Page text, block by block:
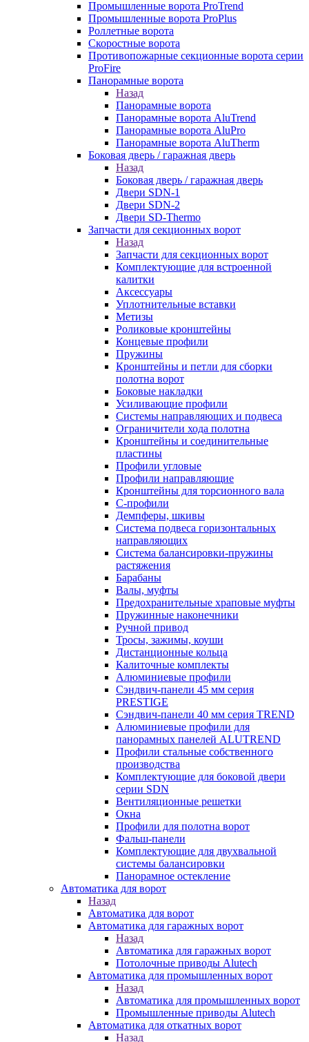
Промышленные ворота ProTrend
Промышленные ворота ProPlus
Роллетные ворота
Скоростные ворота
Противопожарные секционные ворота серии
ProFire
Панорамные ворота
Назад
Панорамные ворота
Панорамные ворота AluTrend
Панорамные ворота AluPro
Панорамные ворота AluTherm
Боковая дверь / гаражная дверь
Назад
Боковая дверь / гаражная дверь
Двери SDN-1
Двери SDN-2
Двери SD-Thermo
Запчасти для секционных ворот
Назад
Запчасти для секционных ворот
Комплектующие для встроенной
калитки
Аксессуары
Уплотнительные вставки
Метизы
Роликовые кронштейны
Концевые профили
Пружины
Кронштейны и петли для сборки
полотна ворот
Боковые накладки
Усиливающие профили
Системы направляющих и подвеса
Ограничители хода полотна
Кронштейны и соединительные
пластины
Профили угловые
Профили направляющие
Кронштейны для торсионного вала
С-профили
Демпферы, шкивы
Система подвеса горизонтальных
направляющих
Система балансировки-пружины
растяжения
Барабаны
Валы, муфты
Предохранительные храповые муфты
Пружинные наконечники
Ручной привод
Тросы, зажимы, коуши
Дистанционные кольца
Калиточные комплекты
Алюминиевые профили
Сэндвич-панели 45 мм серия
PRESTIGE
Сэндвич-панели 40 мм серия TREND
Алюминиевые профили для
панорамных панелей ALUTREND
Профили стальные собственного
производства
Комплектующие для боковой двери
серии SDN
Вентиляционные решетки
Окна
Профили для полотна ворот
Фальш-панели
Комплектующие для двухвальной
системы балансировки
Панорамное остекление
Автоматика для ворот
Назад
Автоматика для ворот
Автоматика для гаражных ворот
Назад
Автоматика для гаражных ворот
Потолочные приводы Alutech
Автоматика для промышленных ворот
Назад
Автоматика для промышленных ворот
Промышленные приводы Alutech
Автоматика для откатных ворот
Назад